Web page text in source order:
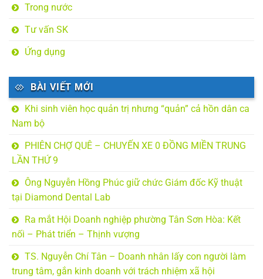
Trong nước
Tư vấn SK
Ứng dụng
BÀI VIẾT MỚI
Khi sinh viên học quản trị nhưng “quản” cả hồn dân ca
Nam bộ
PHIÊN CHỢ QUÊ – CHUYẾN XE 0 ĐỒNG MIỀN TRUNG
LẦN THỨ 9
Ông Nguyễn Hồng Phúc giữ chức Giám đốc Kỹ thuật
tại Diamond Dental Lab
Ra mắt Hội Doanh nghiệp phường Tân Sơn Hòa: Kết
nối – Phát triển – Thịnh vượng
TS. Nguyễn Chí Tân – Doanh nhân lấy con người làm
trung tâm, gắn kinh doanh với trách nhiệm xã hội